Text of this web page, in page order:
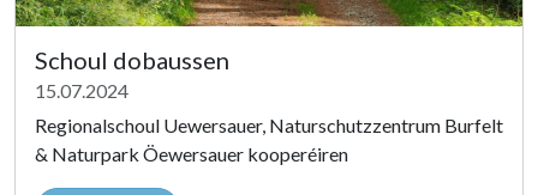
Schoul dobaussen
15.07.2024
Regionalschoul Uewersauer, Naturschutzzentrum Burfelt
& Naturpark Öewersauer kooperéiren